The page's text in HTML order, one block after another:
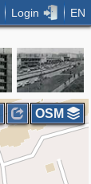
Login EN
OSM